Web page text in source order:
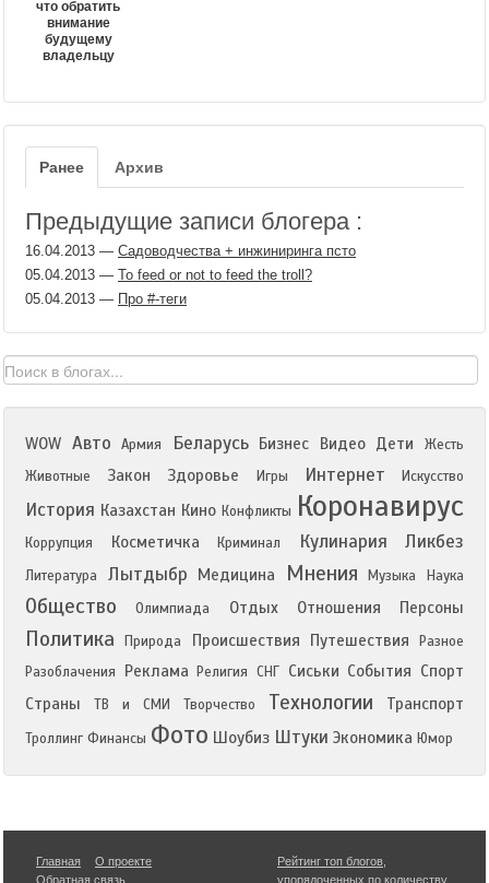
что обратить
внимание
будущему
владельцу
Ранее Архив
Предыдущие записи блогера :
16.04.2013 — Садоводчества + инжиниринга псто
05.04.2013 — To feed or not to feed the troll?
05.04.2013 — Про #-теги
WOW Авто Армия Беларусь Бизнес Видео Дети
Жесть
Животные
Закон Здоровье Игры Интернет Искусство
История Казахстан Кино Конфликты Коронавирус
Коррупция Косметичка Криминал Кулинария Ликбез
Литература Лытдыбр Медицина Мнения Музыка Наука
Общество Олимпиада Отдых Отношения Персоны
Политика Природа Происшествия Путешествия
Разное
Разоблачения
Реклама Религия СНГ Сиськи События Спорт
Страны
ТВ и СМИ Творчество Технологии Транспорт
Троллинг Финансы Фото Шоубиз Штуки Экономика Юмор
Главная
О проекте
Обратная связь
Рейтинг топ блогов
упорядоченных по количеству